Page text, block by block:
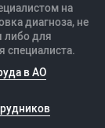
на
диагноза, не
либо для
специалиста.
в АО